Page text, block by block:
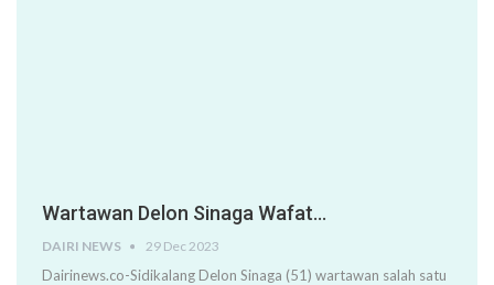
Wartawan Delon Sinaga Wafat…
DAIRI NEWS 29 Dec 2023
Dairinews.co-Sidikalang Delon Sinaga (51) wartawan salah satu